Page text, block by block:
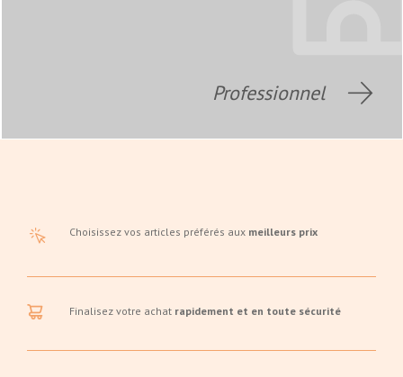
Professionnel
Choisissez vos articles préférés aux meilleurs prix
Finalisez votre achat rapidement et en toute sécurité